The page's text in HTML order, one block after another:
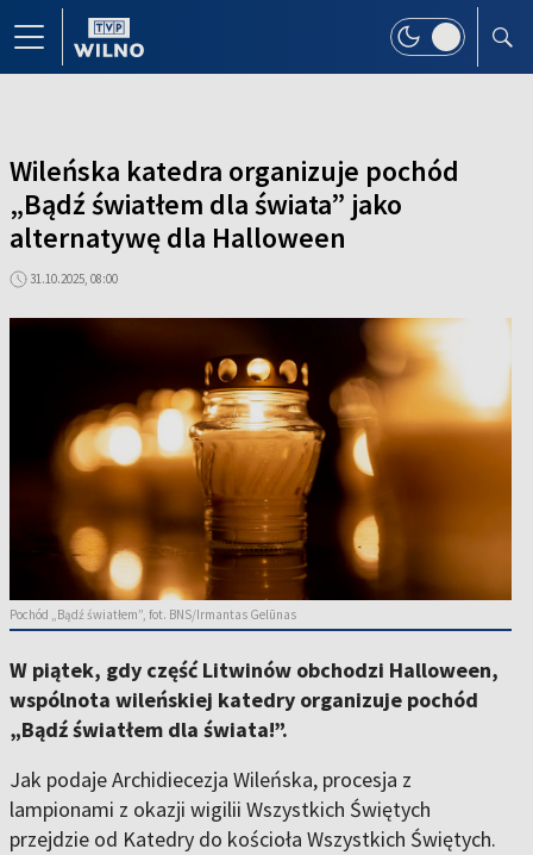
Wileńska katedra organizuje pochód
„Bądź światłem dla świata” jako
alternatywę dla Halloween
31.10.2025, 08:00
Pochód „Bądź światłem”, fot. BNS/Irmantas Gelūnas
W piątek, gdy część Litwinów obchodzi Halloween,
wspólnota wileńskiej katedry organizuje pochód
„Bądź światłem dla świata!”.
Jak podaje Archidiecezja Wileńska, procesja z
lampionami z okazji wigilii Wszystkich Świętych
przejdzie od Katedry do kościoła Wszystkich Świętych.